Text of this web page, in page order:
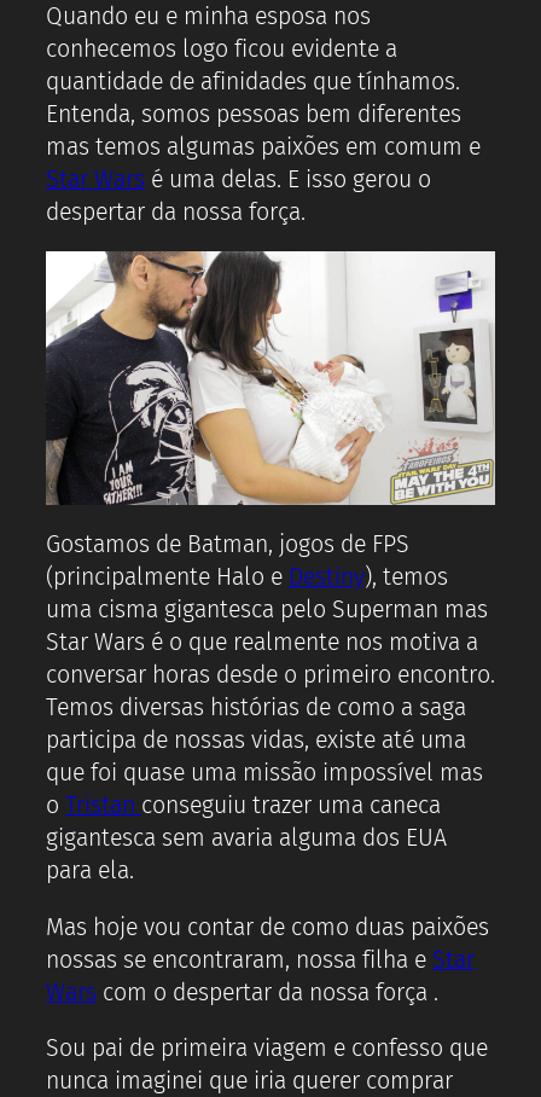
Quando eu e minha esposa nos
conhecemos logo ficou evidente a
quantidade de afinidades que tínhamos.
Entenda, somos pessoas bem diferentes
mas temos algumas paixões em comum e
Star Wars é uma delas. E isso gerou o
despertar da nossa força.
Gostamos de Batman, jogos de FPS
(principalmente Halo e Destiny), temos
uma cisma gigantesca pelo Superman mas
Star Wars é o que realmente nos motiva a
conversar horas desde o primeiro encontro.
Temos diversas histórias de como a saga
participa de nossas vidas, existe até uma
que foi quase uma missão impossível mas
o Tristan conseguiu trazer uma caneca
gigantesca sem avaria alguma dos EUA
para ela.
Mas hoje vou contar de como duas paixões
nossas se encontraram, nossa filha e Star
Wars com o despertar da nossa força .
Sou pai de primeira viagem e confesso que
nunca imaginei que iria querer comprar